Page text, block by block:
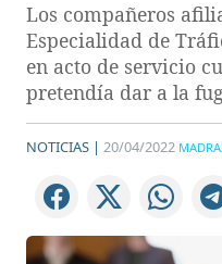
Los compañeros
Especialidad de
en acto de servicio
pretendía dar a la
NOTICIAS | 20/04/2022